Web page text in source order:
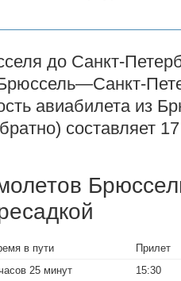
до Санкт-
авиабилета из
составляет
в пути
Прилет
25 минут
15:30